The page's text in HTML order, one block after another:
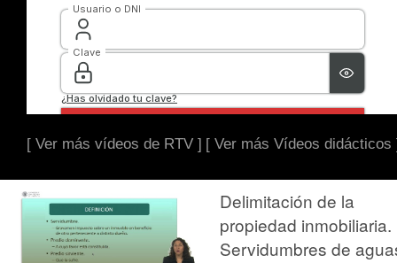
[ Ver más vídeos de RTV ] [ Ver más Vídeos didácticos
Delimitación de la
propiedad inmobiliaria.
Servidumbres de